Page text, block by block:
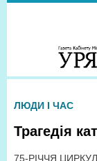
ЛЮДИ І ЧАС
Трагедія
75-РІЧЧЯ